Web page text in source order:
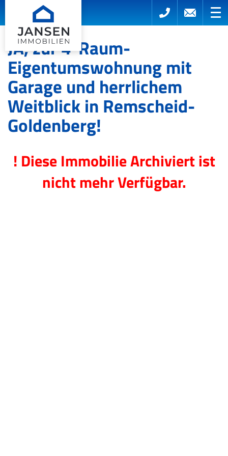
JA, zur 4-Raum-
Eigentumswohnung mit
Garage und herrlichem
Weitblick in Remscheid-
Goldenberg!
! Diese Immobilie Archiviert ist
nicht mehr Verfügbar.